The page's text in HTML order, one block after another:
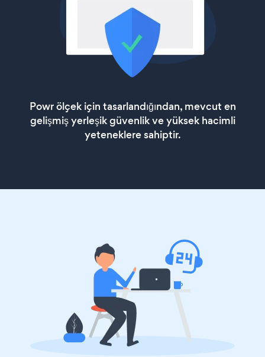
Powr ölçek için tasarlandığından, mevcut en
gelişmiş yerleşik güvenlik ve yüksek hacimli
yeteneklere sahiptir.